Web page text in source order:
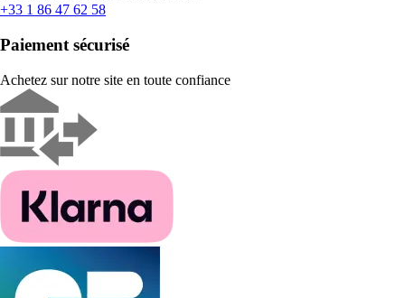
+33 1 86 47 62 58
Paiement sécurisé
Achetez sur notre site en toute confiance